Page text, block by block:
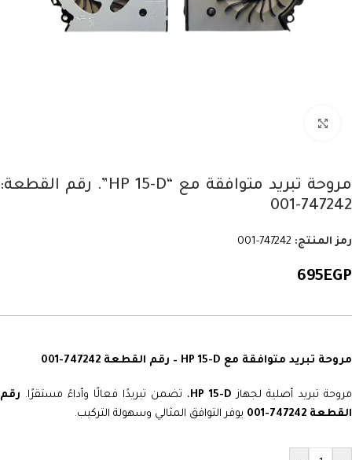
مروحة تبريد متوافقة مع “HP 15-D”. رقم القطعة:
747242-001
رمز المنتج: 747242-001
695EGP
مروحة تبريد متوافقة مع HP 15-D – رقم القطعة 747242-001
مروحة تبريد أصلية لجهاز HP 15-D، تضمن تبريدًا فعالًا وأداءً مستقرًا. رقم
القطعة 747242-001
يوفر التوافق المثالي وسهولة التركيب.